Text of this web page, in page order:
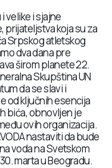
velike i sjajne
koja su za
Srpskog atletskog
dva dana pre
širom planete 22.
Skupština UN
da se slavi i
od ključnih esencija
bića, obnovljen je
ovih organizacija.
nastaviti da bude
voda na Svetskom
marta u Beogradu.